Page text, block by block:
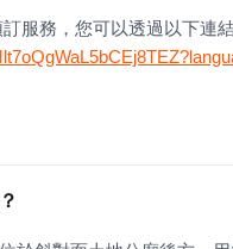
服務，您可以透過以下連